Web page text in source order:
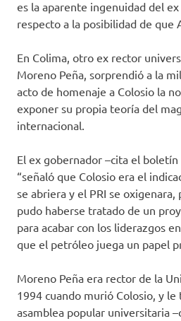
es la aparente ingenuidad del
respecto a la posibilidad de que
En Colima, otro ex rector
Moreno Peña, sorprendió a la
acto de homenaje a Colosio la
exponer su propia teoría del
internacional.
El ex gobernador –cita el
“señaló que Colosio era el
se abriera y el PRI se
pudo haberse tratado de un
para acabar con los liderazgos
que el petróleo juega un papel
Moreno Peña era rector de la
1994 cuando murió Colosio, y
asamblea popular universitaria